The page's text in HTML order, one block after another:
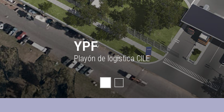
YPF
Playón de logística CILE